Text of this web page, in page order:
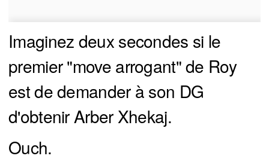
Imaginez deux secondes si le
premier "move arrogant" de Roy
est de demander à son DG
d'obtenir Arber Xhekaj.
Ouch.